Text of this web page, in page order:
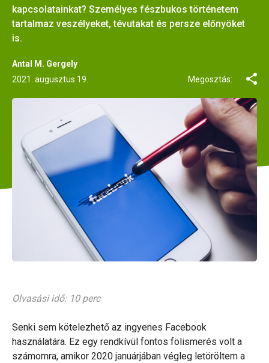
kapcsolatainkat? Személyes fészbukos történetem
tartalmaz veszélyeket, tévutakat és persze előnyöket
is.
Antal M. Gergely
2021. augusztus 19.
Megosztás:
Olvasási idő: 10 perc
Senki sem kötelezhető az ingyenes Facebook
használatára. Ez egy rendkívül fontos fölismerés volt a
számomra, amikor 2020 januárjában végleg letöröltem a